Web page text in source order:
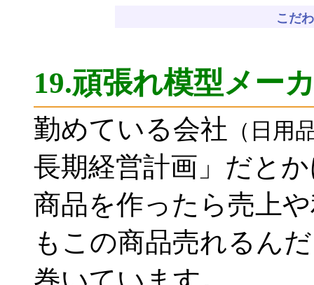
こだ
19.頑張れ模型メー
勤めている会社 （日用
長期経営計画」だと
商品を作ったら売上
もこの商品売れるん